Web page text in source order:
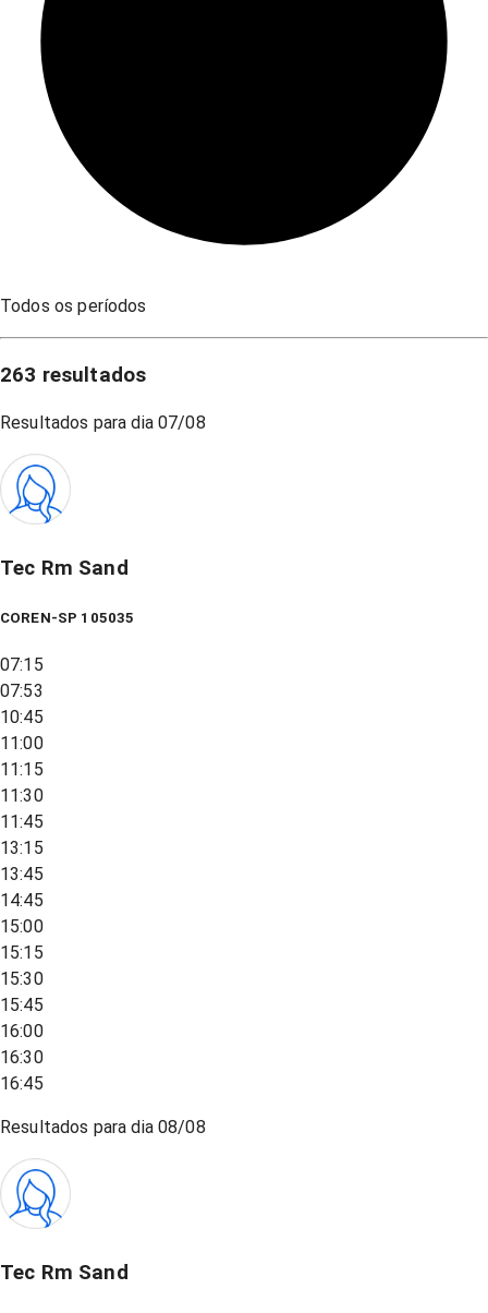
Todos os períodos
263 resultados
Resultados para dia07/08
Tec Rm Sand
COREN-SP 105035
07:15
07:53
10:45
11:00
11:15
11:30
11:45
13:15
13:45
14:45
15:00
15:15
15:30
15:45
16:00
16:30
16:45
Resultados para dia08/08
Tec Rm Sand